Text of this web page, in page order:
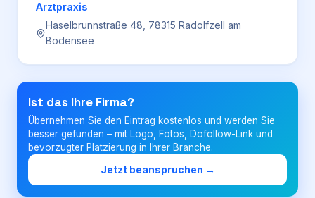
Arztpraxis
Haselbrunnstraße 48, 78315 Radolfzell am
Bodensee
Ist das Ihre Firma?
Übernehmen Sie den Eintrag kostenlos und werden Sie
besser gefunden – mit Logo, Fotos, Dofollow-Link und
bevorzugter Platzierung in Ihrer Branche.
Jetzt beanspruchen →